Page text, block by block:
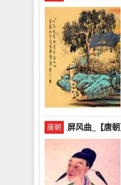
唐朝 屏风曲_【唐朝